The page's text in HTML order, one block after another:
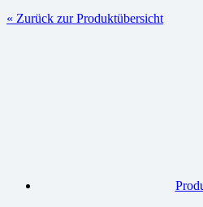
« Zurück zur Produktübersicht